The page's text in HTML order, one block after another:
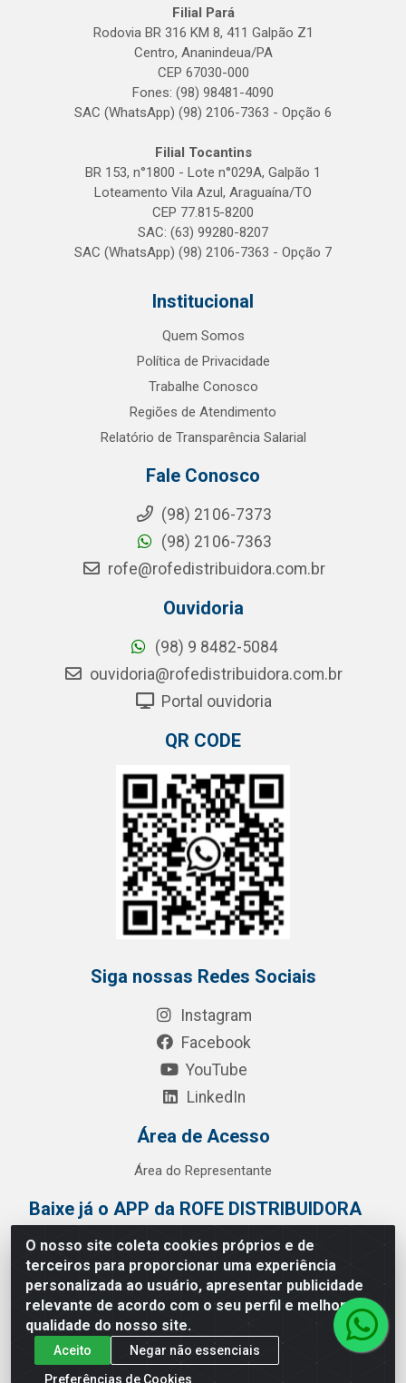
O nosso site coleta cookies próprios e de
terceiros para proporcionar uma experiência
personalizada ao usuário, apresentar publicidade
relevante de acordo com o seu perfil e melhorar a
qualidade do nosso site.
Aceito
Negar não essenciais
Preferências de Cookies
Filial Pará
Rodovia BR 316 KM 8, 411 Galpão Z1
Centro, Ananindeua/PA
CEP 67030-000
Fones: (98) 98481-4090
SAC (WhatsApp) (98) 2106-7363 - Opção 6
Filial Tocantins
BR 153, n°1800 - Lote n°029A, Galpão 1
Loteamento Vila Azul, Araguaína/TO
CEP 77.815-8200
SAC: (63) 99280-8207
SAC (WhatsApp) (98) 2106-7363 - Opção 7
Institucional
Quem Somos
Política de Privacidade
Trabalhe Conosco
Regiões de Atendimento
Relatório de Transparência Salarial
Fale Conosco
(98) 2106-7373
(98) 2106-7363
rofe@rofedistribuidora.com.br
Ouvidoria
(98) 9 8482-5084
ouvidoria@rofedistribuidora.com.br
Portal ouvidoria
QR CODE
Siga nossas Redes Sociais
Instagram
Facebook
YouTube
LinkedIn
Área de Acesso
Área do Representante
Baixe já o APP da ROFE DISTRIBUIDORA